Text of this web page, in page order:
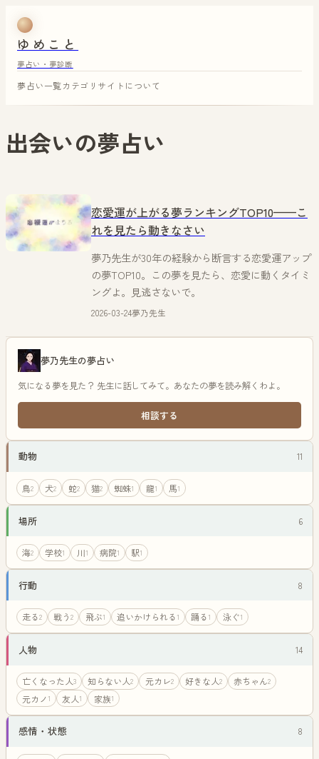
ゆめこと
夢占い・夢診断
夢占い一覧カテゴリ サイトについて
出会いの夢占い
恋愛運が上がる夢ランキングTOP10——こ
れを見たら動きなさい
夢乃先生が30年の経験から断言する恋愛運アップ
の夢TOP10。この夢を見たら、恋愛に動くタイミ
ングよ。見逃さないで。
2026-03-24夢乃先生
夢乃先生の夢占い
気になる夢を見た？ 先生に話してみて。あなたの夢を読み解くわよ。
相談する
動物 11
鳥2 犬2 蛇2 猫2 蜘蛛1 龍1 馬1
場所 6
海2 学校1 川1 病院1 駅1
行動 8
走る2 戦う2 飛ぶ1 追いかけられる1 踊る1 泳ぐ1
人物 14
亡くなった人3 知らない人2 元カレ2 好きな人2 赤ちゃん2
元カノ1 友人1 家族1
感情・状態 8